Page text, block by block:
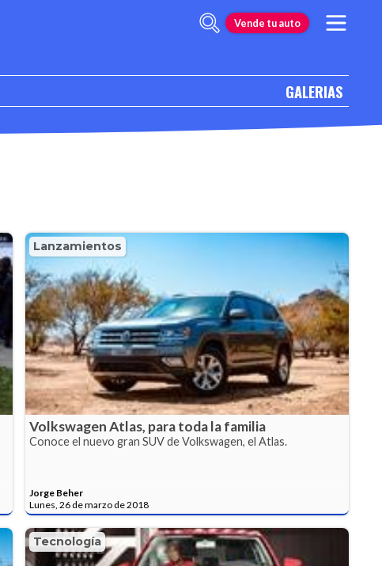
Vende tu auto
GALERIAS
Lanzamientos
Volkswagen Atlas, para toda la familia
Conoce el nuevo gran SUV de Volkswagen, el Atlas.
Jorge Beher
Lunes, 26 de marzo de 2018
Tecnología